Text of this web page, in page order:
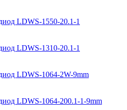
LDWS-1550-20.1-1
LDWS-1310-20.1-1
LDWS-1064-2W-9mm
LDWS-1064-200.1-1-9mm